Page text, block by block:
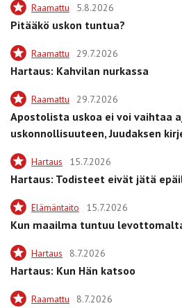
Raamattu 5.8.2026
Pitääkö uskon tuntua?
Raamattu 29.7.2026
Hartaus: Kahvilan nurkassa
Raamattu 29.7.2026
Apostolista uskoa ei voi vaihtaa
uskonnollisuuteen, Juudaksen
Hartaus 15.7.2026
Hartaus: Todisteet eivät jätä
Elämäntaito 15.7.2026
Kun maailma tuntuu
Hartaus 8.7.2026
Hartaus: Kun Hän katsoo
Raamattu 8.7.2026